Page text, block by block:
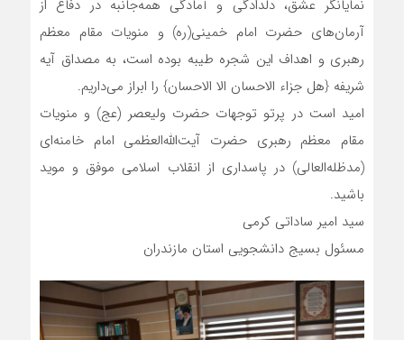
نمایانگر عشق، دلدادگی و آمادگی همه‌جانبه در دفاع از
آرمان‌های حضرت امام خمینی(ره) و منویات مقام معظم
رهبری و اهداف این شجره طیبه بوده است، به مصداق آیه
شریفه {هل جزاء الاحسان الا الاحسان} را ابراز می‌داریم.
امید است در پرتو توجهات حضرت ولیعصر (عج) و منویات
مقام معظم رهبری حضرت آیت‌الله‌العظمی امام خامنه‌ای
(مدظله‌العالی) در پاسداری از انقلاب اسلامی موفق و موید
باشید.
سید امیر ساداتی کرمی
مسئول بسیج دانشجویی استان مازندران